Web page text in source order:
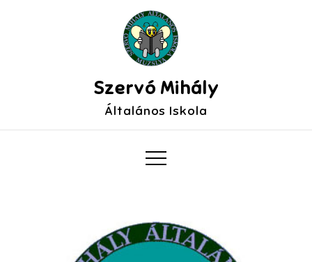
Szervó Mihály
Általános Iskola